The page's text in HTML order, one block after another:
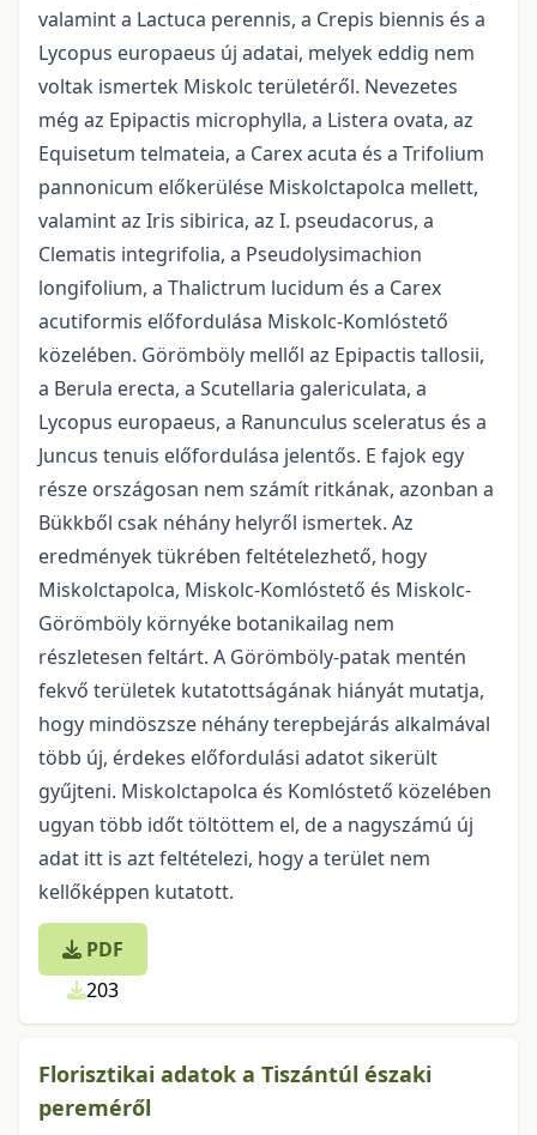
valamint a Lactuca perennis, a Crepis biennis és a
Lycopus europaeus új adatai, melyek eddig nem
voltak ismertek Miskolc területéről. Nevezetes
még az Epipactis microphylla, a Listera ovata, az
Equisetum telmateia, a Carex acuta és a Trifolium
pannonicum előkerülése Miskolctapolca mellett,
valamint az Iris sibirica, az I. pseudacorus, a
Clematis integrifolia, a Pseudolysimachion
longifolium, a Thalictrum lucidum és a Carex
acutiformis előfordulása Miskolc-Komlóstető
közelében. Görömböly mellől az Epipactis tallosii,
a Berula erecta, a Scutellaria galericulata, a
Lycopus europaeus, a Ranunculus sceleratus és a
Juncus tenuis előfordulása jelentős. E fajok egy
része országosan nem számít ritkának, azonban a
Bükkből csak néhány helyről ismertek. Az
eredmények tükrében feltételezhető, hogy
Miskolctapolca, Miskolc-Komlóstető és Miskolc-
Görömböly környéke botanikailag nem
részletesen feltárt. A Görömböly-patak mentén
fekvő területek kutatottságának hiányát mutatja,
hogy mindöszsze néhány terepbejárás alkalmával
több új, érdekes előfordulási adatot sikerült
gyűjteni. Miskolctapolca és Komlóstető közelében
ugyan több időt töltöttem el, de a nagyszámú új
adat itt is azt feltételezi, hogy a terület nem
kellőképpen kutatott.
PDF
203
Florisztikai adatok a Tiszántúl északi
pereméről